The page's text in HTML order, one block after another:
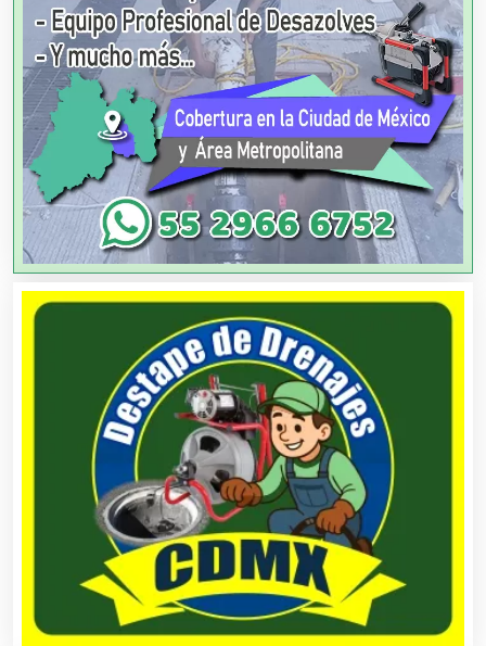
Artes Gráficas
Artesanías
Artículos de Oficina
Artículos de Piel
Artículos Deportivos
Artículos Importados
Artículos para el Hogar
Artículos para Regalos